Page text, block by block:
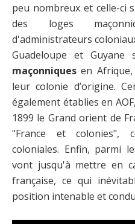
peu nombreux et celle-ci
des loges
d'administrateurs
Guadeloupe et
maçonniques en
leur colonie d’origine.
également établies en
1899 le Grand orient de
"France et colonies",
coloniales. Enfin, parmi
vont jusqu'à mettre en
française, ce qui
position intenable et